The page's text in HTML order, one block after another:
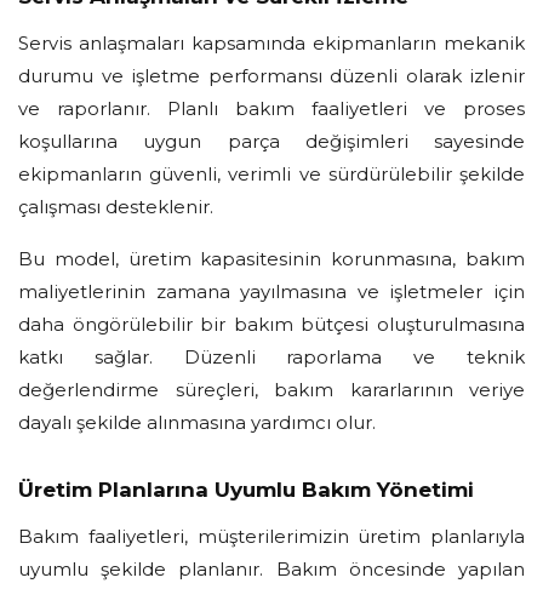
Servis anlaşmaları kapsamında ekipmanların mekanik
durumu ve işletme performansı düzenli olarak izlenir
ve raporlanır. Planlı bakım faaliyetleri ve proses
koşullarına uygun parça değişimleri sayesinde
ekipmanların güvenli, verimli ve sürdürülebilir şekilde
çalışması desteklenir.
Bu model, üretim kapasitesinin korunmasına, bakım
maliyetlerinin zamana yayılmasına ve işletmeler için
daha öngörülebilir bir bakım bütçesi oluşturulmasına
katkı sağlar. Düzenli raporlama ve teknik
değerlendirme süreçleri, bakım kararlarının veriye
dayalı şekilde alınmasına yardımcı olur.
Üretim Planlarına Uyumlu Bakım Yönetimi
Bakım faaliyetleri, müşterilerimizin üretim planlarıyla
uyumlu şekilde planlanır. Bakım öncesinde yapılan